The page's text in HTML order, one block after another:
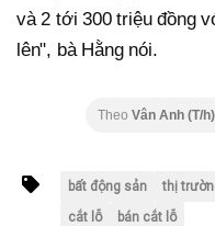
và 2 tới 300 triệu đồng
lên", bà Hằng nói.
Theo Vân Anh (T/h)
bất động sản thị
cắt lỗ
bán cắt lỗ